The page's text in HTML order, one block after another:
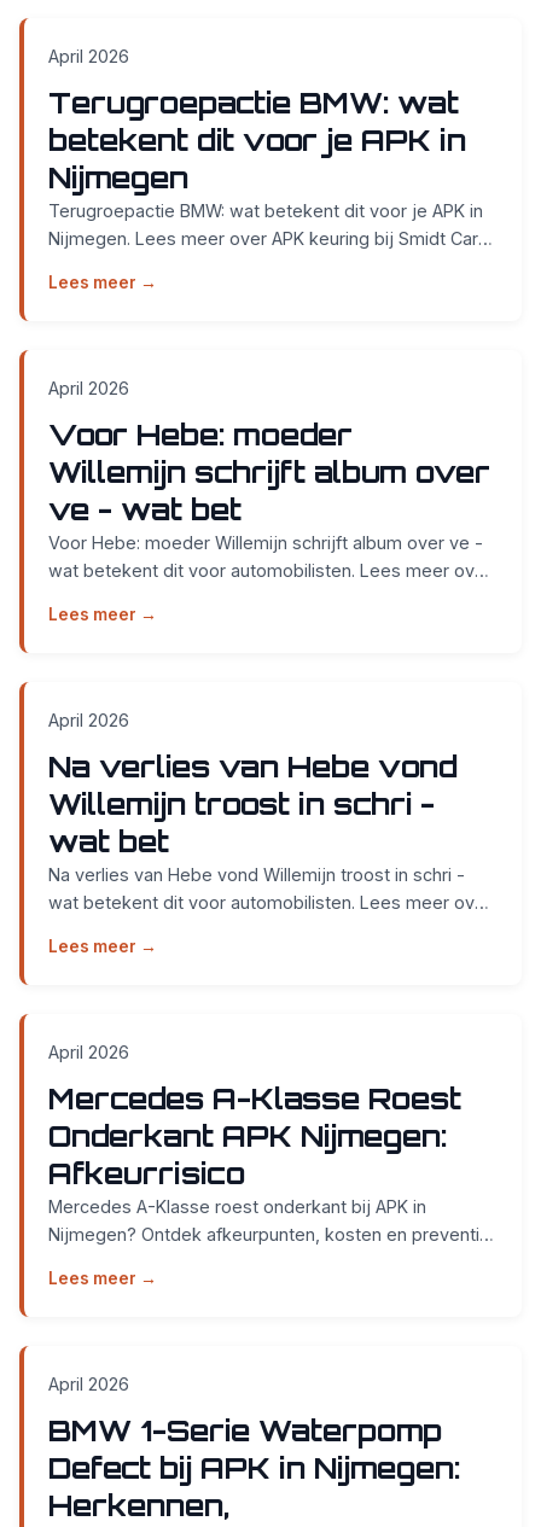
April 2026
Terugroepactie BMW: wat
betekent dit voor je APK in
Nijmegen
Terugroepactie BMW: wat betekent dit voor je APK in
Nijmegen. Lees meer over APK keuring bij Smidt Cars
Lees meer →
April 2026
Voor Hebe: moeder
Willemijn schrijft album over
ve - wat bet
Voor Hebe: moeder Willemijn schrijft album over ve -
wat betekent dit voor automobilisten. Lees meer over
Lees meer →
April 2026
Na verlies van Hebe vond
Willemijn troost in schri -
wat bet
Na verlies van Hebe vond Willemijn troost in schri -
wat betekent dit voor automobilisten. Lees meer over
Lees meer →
April 2026
Mercedes A-Klasse Roest
Onderkant APK Nijmegen:
Afkeurrisico
Mercedes A-Klasse roest onderkant bij APK in
Nijmegen? Ontdek afkeurpunten, kosten en preventie.
Lees meer →
April 2026
BMW 1-Serie Waterpomp
Defect bij APK in Nijmegen:
Herkennen,